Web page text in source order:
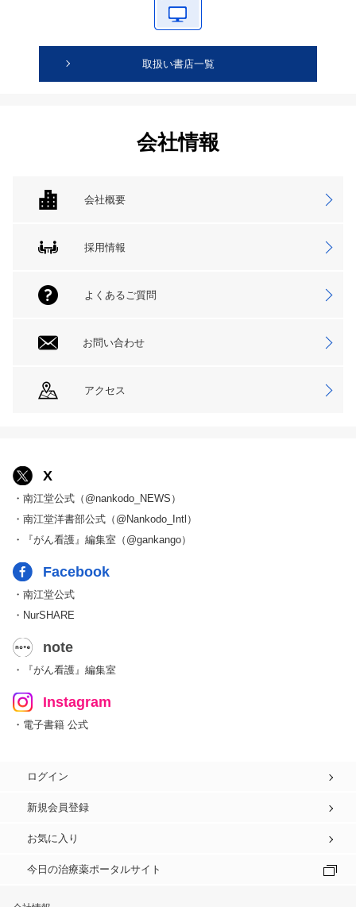
取扱い書店一覧
会社情報
会社概要
採用情報
よくあるご質問
お問い合わせ
アクセス
X
・南江堂公式（@nankodo_NEWS）
・南江堂洋書部公式（@Nankodo_Intl）
・『がん看護』編集室（@gankango）
Facebook
・南江堂公式
・NurSHARE
note
・『がん看護』編集室
Instagram
・電子書籍 公式
ログイン
新規会員登録
お気に入り
今日の治療薬ポータルサイト